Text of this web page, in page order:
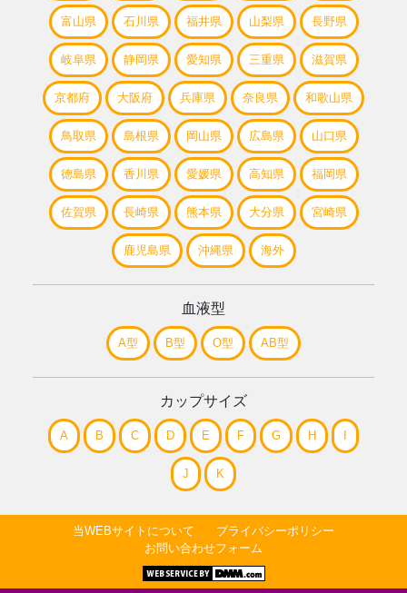
富山県 石川県 福井県 山梨県 長野県
岐阜県 静岡県 愛知県 三重県 滋賀県
京都府 大阪府 兵庫県 奈良県 和歌山県
鳥取県 島根県 岡山県 広島県 山口県
徳島県 香川県 愛媛県 高知県 福岡県
佐賀県 長崎県 熊本県 大分県 宮崎県
鹿児島県 沖縄県 海外
血液型
A型 B型 O型 AB型
カップサイズ
A B C D E F G H
J K
当WEBサイトについて
プライバシーポリシー
お問い合わせフォーム